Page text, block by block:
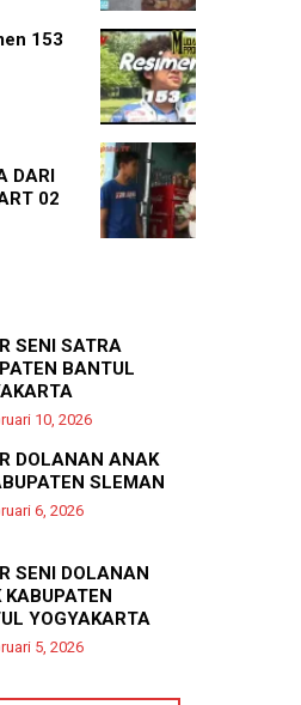
153
DARI
02
SENI SATRA
BANTUL
10, 2026
DOLANAN ANAK
SLEMAN
6, 2026
SENI DOLANAN
YOGYAKARTA
5, 2026